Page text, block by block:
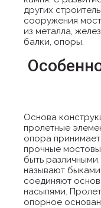
других
сооружения
из металла,
балки, опоры.
Основа
пролетные
опора принимает
прочные
быть
называют
соединяют
насыпями.
опорное